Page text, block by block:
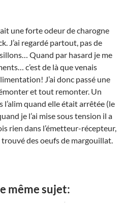
une forte odeur de charogne
J’ai regardé partout, pas de
Quand par hasard je me
c’est de là que venais
J’ai donc passé une
et tout remonter. Un
l’alim quand elle était arrêtée (le
je l’ai mise sous tension il a
rien dans l’émetteur-récepteur,
trouvé des oeufs de margouillat.
même sujet: